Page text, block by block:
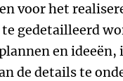
voor het
gedetailleerd
en ideeën,
de details te